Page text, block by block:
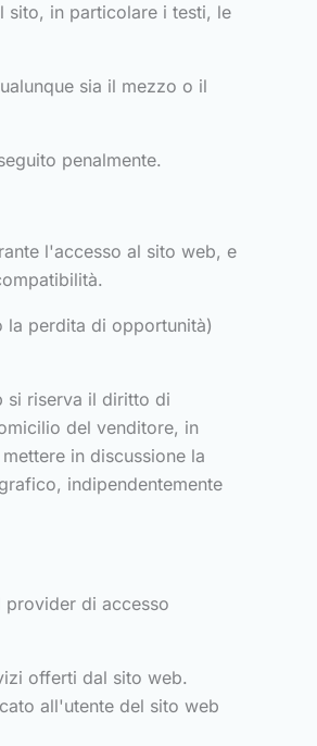
sito, in particolare i testi, le
sia il mezzo o il
penalmente.
l'accesso al sito web, e
la perdita di opportunità)
si riserva il diritto di
del venditore, in
in discussione la
indipendentemente
provider di accesso
offerti dal sito web.
all'utente del sito web